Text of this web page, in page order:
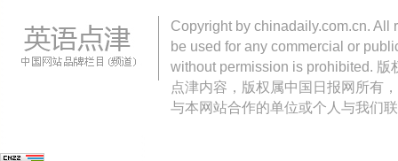
Copyright by chinadaily.com.cn. All
be used for any commercial or
without permission is prohibited.
点津内容，版权属中国日报网所有
与本网站合作的单位或个人与我们